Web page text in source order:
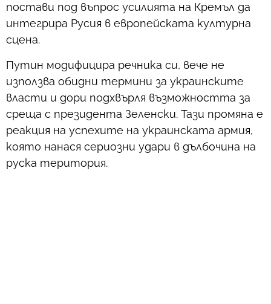
постави под въпрос усилията на Кремъл да
интегрира Русия в европейската културна
сцена.
Путин модифицира речника си, вече не
използва обидни термини за украинските
власти и дори подхвърля възможността за
среща с президента Зеленски. Тази промяна е
реакция на успехите на украинската армия,
която нанася сериозни удари в дълбочина на
руска територия.